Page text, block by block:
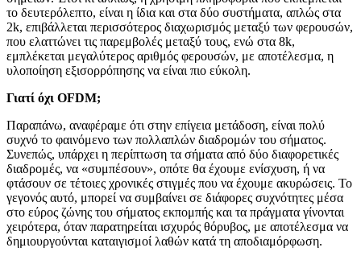
το δευτερόλεπτο, είναι η ίδια και στα δύο συστήματα, απλώς στα
2k, επιβάλλεται περισσότερος διαχωρισμός μεταξύ των φερουσών,
που ελαττώνει τις παρεμβολές μεταξύ τους, ενώ στα 8k,
εμπλέκεται μεγαλύτερος αριθμός φερουσών, με αποτέλεσμα, η
υλοποίηση εξισορρόπησης να είναι πιο εύκολη.
Γιατί όχι OFDM;
Παραπάνω, αναφέραμε ότι στην επίγεια μετάδοση, είναι πολύ
συχνό το φαινόμενο των πολλαπλών διαδρομών του σήματος.
Συνεπώς, υπάρχει η περίπτωση τα σήματα από δύο διαφορετικές
διαδρομές, να «συμπέσουν», οπότε θα έχουμε ενίσχυση, ή να
φτάσουν σε τέτοιες χρονικές στιγμές που να έχουμε ακυρώσεις. Το
γεγονός αυτό, μπορεί να συμβαίνει σε διάφορες συχνότητες μέσα
στο εύρος ζώνης του σήματος εκπομπής και τα πράγματα γίνονται
χειρότερα, όταν παρατηρείται ισχυρός θόρυβος, με αποτέλεσμα να
δημιουργούνται καταιγισμοί λαθών κατά τη αποδιαμόρφωση.